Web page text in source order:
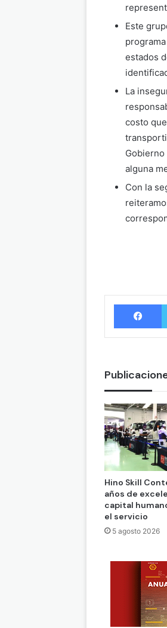
Este
estados
La
costo
alguna
Con la
Facebook
Hino Skill
años de
capital
el servicio
5 agosto 2026